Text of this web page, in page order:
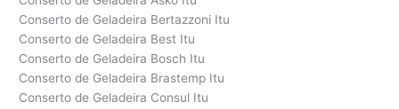
Conserto de Geladeira Bertazzoni Itu
Conserto de Geladeira Best Itu
Conserto de Geladeira Bosch Itu
Conserto de Geladeira Brastemp Itu
Conserto de Geladeira Consul Itu